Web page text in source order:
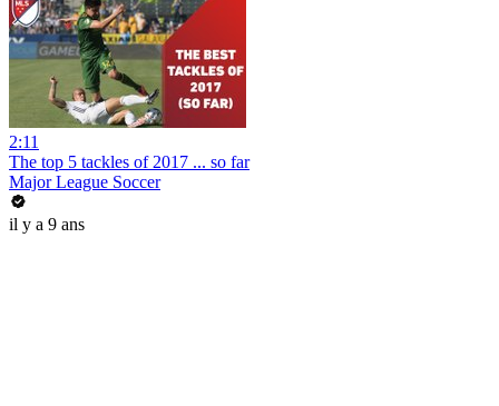
2:11
The top 5 tackles of 2017 ... so far
Major League Soccer
il y a 9 ans